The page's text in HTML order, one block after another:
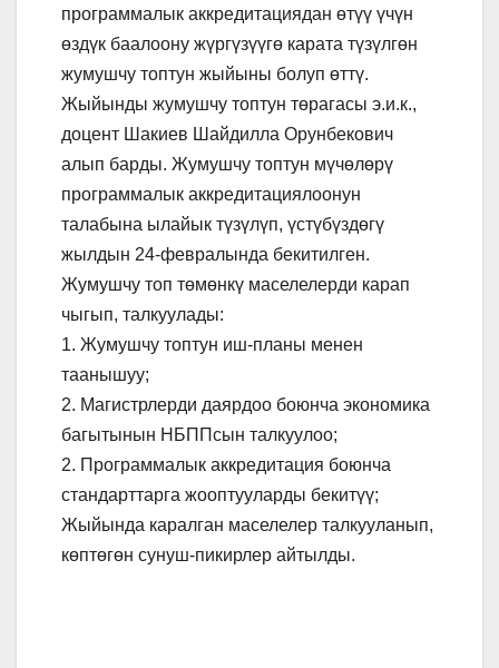
программалык аккредитациядан өтүү үчүн
өздүк баалоону жүргүзүүгө карата түзүлгөн
жумушчу топтун жыйыны болуп өттү.
Жыйынды жумушчу топтун төрагасы э.и.к.,
доцент Шакиев Шайдилла Орунбекович
алып барды. Жумушчу топтун мүчөлөрү
программалык аккредитациялоонун
талабына ылайык түзүлүп, үстүбүздөгү
жылдын 24-февралында бекитилген.
Жумушчу топ төмөнкү маселелерди карап
чыгып, талкуулады:
1. Жумушчу топтун иш-планы менен
таанышуу;
2. Магистрлерди даярдоо боюнча экономика
багытынын НБППсын талкуулоо;
2. Программалык аккредитация боюнча
стандарттарга жооптууларды бекитүү;
Жыйында каралган маселелер талкууланып,
көптөгөн сунуш-пикирлер айтылды.